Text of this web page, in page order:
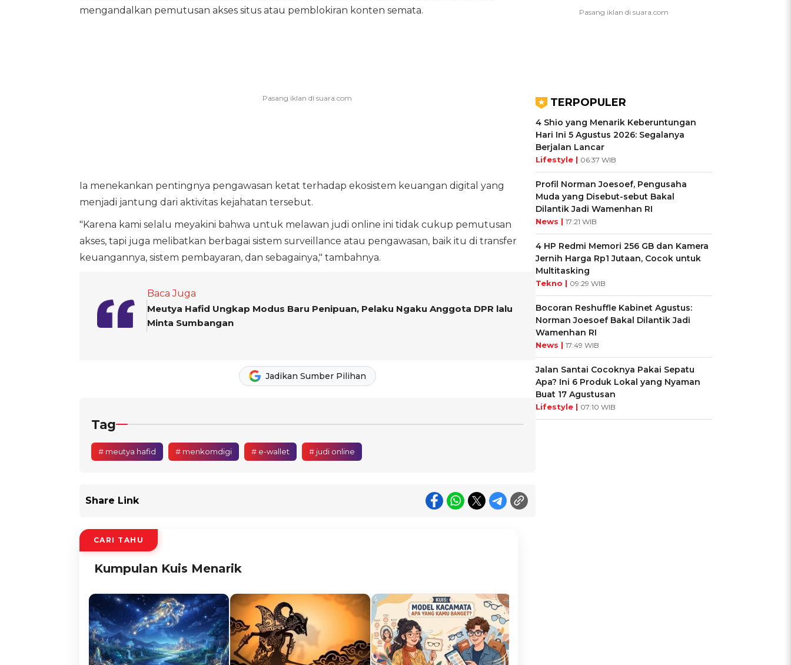
mengandalkan pemutusan akses situs atau pemblokiran konten semata.
Ia menekankan pentingnya pengawasan ketat terhadap ekosistem keuangan digital yang
menjadi jantung dari aktivitas kejahatan tersebut.
"Karena kami selalu meyakini bahwa untuk melawan judi online ini tidak cukup pemutusan
akses, tapi juga melibatkan berbagai sistem surveillance atau pengawasan, baik itu di transfer
keuangannya, sistem pembayaran, dan sebagainya," tambahnya.
Baca Juga
Meutya Hafid Ungkap Modus Baru Penipuan, Pelaku Ngaku Anggota DPR lalu
Minta Sumbangan
Jadikan Sumber Pilihan
Tag
# meutya hafid # menkomdigi # e-wallet # judi online
Share Link
CARI TAHU
Kumpulan Kuis Menarik
TERPOPULER
4 Shio yang Menarik Keberuntungan
Hari Ini 5 Agustus 2026: Segalanya
Berjalan Lancar
Lifestyle | 06:37 WIB
Profil Norman Joesoef, Pengusaha
Muda yang Disebut-sebut Bakal
Dilantik Jadi Wamenhan RI
News | 17:21 WIB
4 HP Redmi Memori 256 GB dan Kamera
Jernih Harga Rp1 Jutaan, Cocok untuk
Multitasking
Tekno | 09:29 WIB
Bocoran Reshuffle Kabinet Agustus:
Norman Joesoef Bakal Dilantik Jadi
Wamenhan RI
News | 17:49 WIB
Jalan Santai Cocoknya Pakai Sepatu
Apa? Ini 6 Produk Lokal yang Nyaman
Buat 17 Agustusan
Lifestyle | 07:10 WIB